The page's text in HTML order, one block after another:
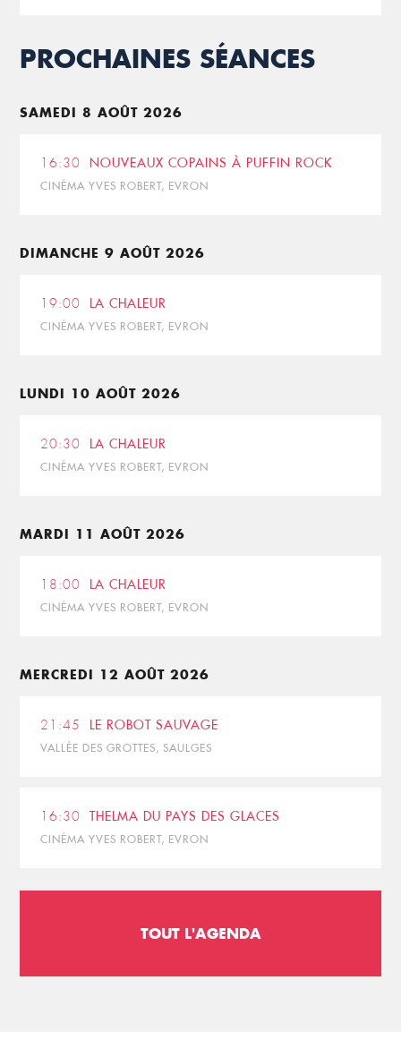
PROCHAINES SÉANCES
SAMEDI 8 AOÛT 2026
16:30 NOUVEAUX COPAINS À PUFFIN ROCK
CINÉMA YVES ROBERT, EVRON
DIMANCHE 9 AOÛT 2026
19:00 LA CHALEUR
CINÉMA YVES ROBERT, EVRON
LUNDI 10 AOÛT 2026
20:30 LA CHALEUR
CINÉMA YVES ROBERT, EVRON
MARDI 11 AOÛT 2026
18:00 LA CHALEUR
CINÉMA YVES ROBERT, EVRON
MERCREDI 12 AOÛT 2026
21:45 LE ROBOT SAUVAGE
VALLÉE DES GROTTES, SAULGES
16:30 THELMA DU PAYS DES GLACES
CINÉMA YVES ROBERT, EVRON
TOUT L'AGENDA